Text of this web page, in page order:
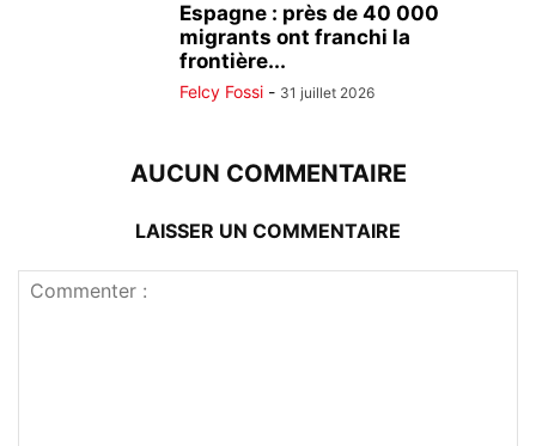
Espagne : près de 40 000
migrants ont franchi la
frontière...
Felcy Fossi - 31 juillet 2026
AUCUN COMMENTAIRE
LAISSER UN COMMENTAIRE